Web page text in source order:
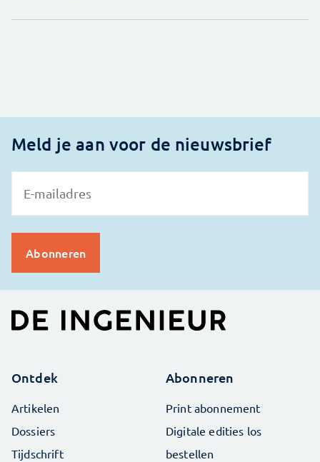
Meld je aan voor de nieuwsbrief
Ontdek
Artikelen
Dossiers
Tijdschrift
Abonneren
Print abonnement
Digitale edities los
bestellen